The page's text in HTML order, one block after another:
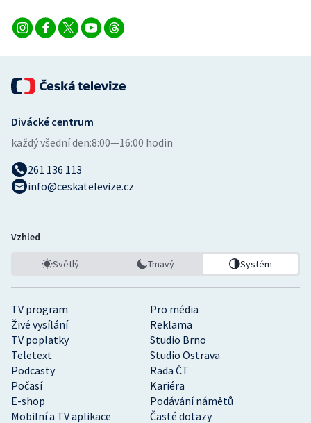
TV program
Pro média
Živé vysílání
Reklama
TV poplatky
Studio Brno
Teletext
Studio Ostrava
Podcasty
Rada ČT
Počasí
Kariéra
E-shop
Podávání námětů
Mobilní a TV aplikace
Časté dotazy
Divácké centrum
každý všední den:8:00—16:00 hodin
261 136 113
info@ceskatelevize.cz
Vzhled
Světlý Tmavý Systém